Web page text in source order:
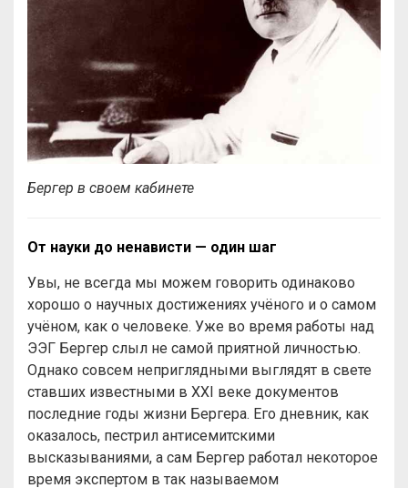
Бергер в своем кабинете
От науки до ненависти — один шаг
Увы, не всегда мы можем говорить одинаково
хорошо о научных достижениях учёного и о самом
учёном, как о человеке. Уже во время работы над
ЭЭГ Бергер слыл не самой приятной личностью.
Однако совсем неприглядными выглядят в свете
ставших известными в XXI веке документов
последние годы жизни Бергера. Его дневник, как
оказалось, пестрил антисемитскими
высказываниями, а сам Бергер работал некоторое
время экспертом в так называемом